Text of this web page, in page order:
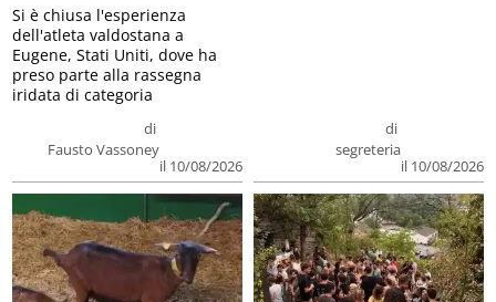
di
Fausto Vassoney
il 10/08/2026
Si è chiusa l'esperienza
dell'atleta valdostana a
Eugene, Stati Uniti, dove ha
preso parte alla rassegna
iridata di categoria
di
segreteria
il 10/08/2026